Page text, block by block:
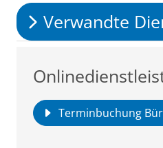
Verwandte
Terminbuchung